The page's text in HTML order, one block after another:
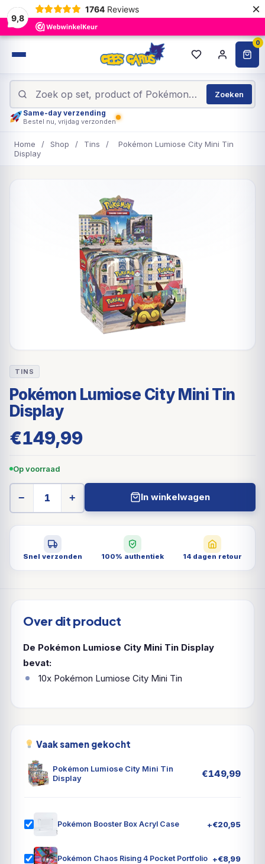
9,8
1764 Reviews ×
0
Zoeken
Same-day verzending
Bestel nu, vrijdag verzonden
Home / Shop / Tins /
Pokémon Lumiose City Mini Tin
Display
TINS
Pokémon Lumiose City Mini Tin
Display
€149,99
Op voorraad
− + In winkelwagen
Snel verzonden 100% authentiek 14 dagen retour
Over dit product
De Pokémon Lumiose City Mini Tin Display
bevat:
10x Pokémon Lumiose City Mini Tin
Vaak samen gekocht
Pokémon Lumiose City Mini Tin
Display
€149,99
Pokémon Booster Box Acryl Case +€20,95
Pokémon Chaos Rising 4 Pocket Portfolio +€8,99